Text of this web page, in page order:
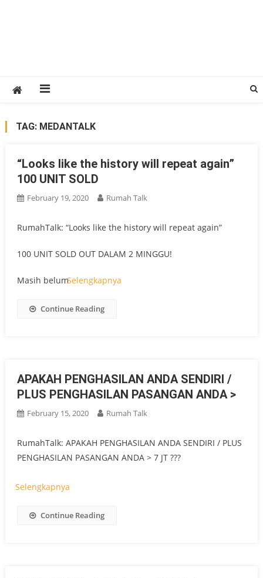
TAG: MEDANTALK
“Looks like the history will repeat again”
100 UNIT SOLD
February 19, 2020 Rumah Talk
RumahTalk: “Looks like the history will repeat again”
100 UNIT SOLD OUT DALAM 2 MINGGU!
Masih belumSelengkapnya
Continue Reading
APAKAH PENGHASILAN ANDA SENDIRI /
PLUS PENGHASILAN PASANGAN ANDA >
February 15, 2020 Rumah Talk
RumahTalk: APAKAH PENGHASILAN ANDA SENDIRI / PLUS
PENGHASILAN PASANGAN ANDA > 7 JT ???
Selengkapnya
Continue Reading